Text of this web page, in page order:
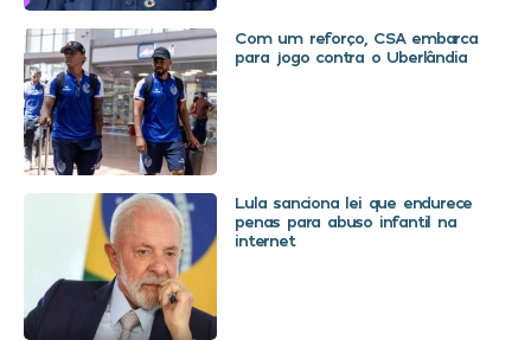
Com um reforço, CSA embarca
para jogo contra o Uberlândia
Lula sanciona lei que endurece
penas para abuso infantil na
internet